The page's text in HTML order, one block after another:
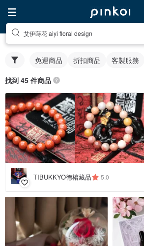
艾伊蒔花 aiyi floral design
免運商品 折扣商品 客製服務
找到 45 件商品
TIBUKKYO德榕藏品 5.0